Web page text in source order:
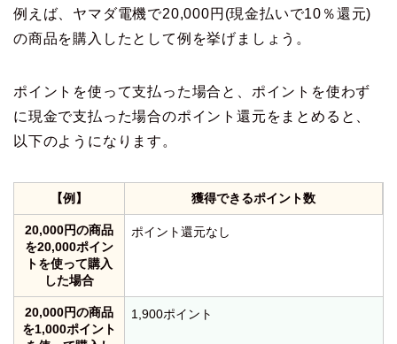
例えば、ヤマダ電機で20,000円(現金払いで10％還元)
の商品を購入したとして例を挙げましょう。
ポイントを使って支払った場合と、ポイントを使わず
に現金で支払った場合のポイント還元をまとめると、
以下のようになります。
【例】 獲得できるポイント数
20,000円の商品
を20,000ポイン
トを使って購入
した場合
ポイント還元なし
20,000円の商品
を1,000ポイント
1,900ポイント